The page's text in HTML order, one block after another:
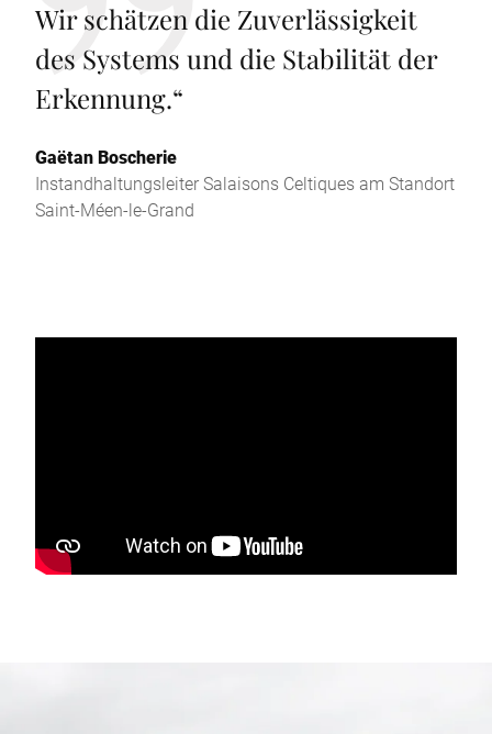
Wir schätzen die Zuverlässigkeit
des Systems und die Stabilität der
Erkennung.“
Gaëtan Boscherie
Instandhaltungsleiter Salaisons Celtiques am Standort
Saint-Méen-le-Grand